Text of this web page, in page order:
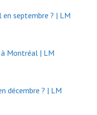
septembre ? | LM
à Montréal | LM
décembre ? | LM